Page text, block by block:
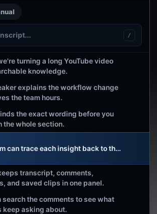
/
turning a long YouTube video
knowledge.
explains the workflow change
the team hours.
the exact wording before you
the whole section.
can trace each insight back to the exact line
transcript, comments,
and saved clips in one panel.
search the comments to see what
keep asking about.